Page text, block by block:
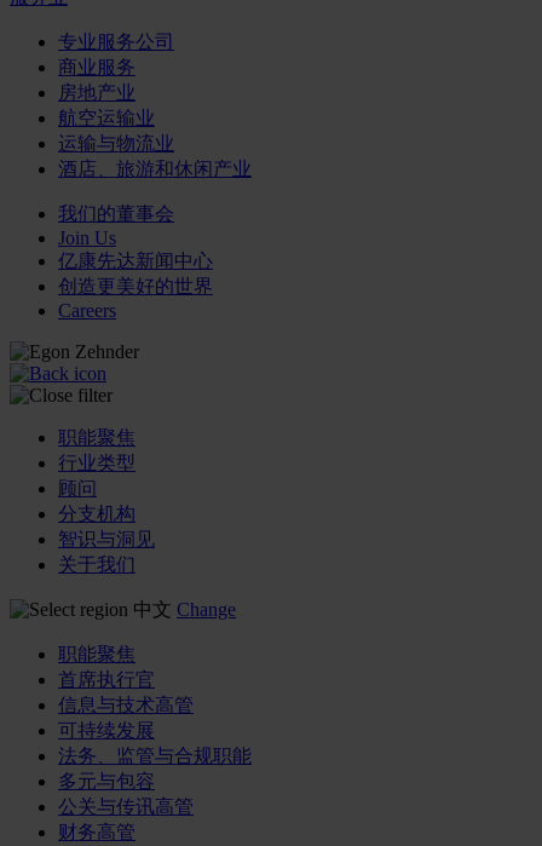
专业服务公司
商业服务
房地产业
航空运输业
运输与物流业
酒店、旅游和休闲产业
我们的董事会
Join Us
亿康先达新闻中心
创造更美好的世界
Careers
职能聚焦
行业类型
顾问
分支机构
智识与洞见
关于我们
中文 Change
职能聚焦
首席执行官
信息与技术高管
可持续发展
法务、监管与合规职能
多元与包容
公关与传讯高管
财务高管